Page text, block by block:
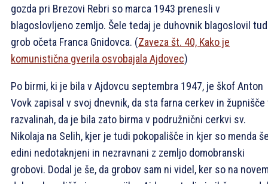
gozda pri Brezovi Rebri so marca 1943 prenesli v
blagoslovljeno zemljo. Šele tedaj je duhovnik blagoslovil
grob očeta Franca Gnidovca. (Zaveza št. 40, Kako je
komunistična gverila osvobajala Ajdovec)
Po birmi, ki je bila v Ajdovcu septembra 1947, je škof Anton
Vovk zapisal v svoj dnevnik, da sta farna cerkev in župnišče
razvalinah, da je bila zato birma v podružnični cerkvi sv.
Nikolaja na Selih, kjer je tudi pokopališče in kjer so menda
edini nedotaknjeni in nezravnani z zemljo domobranski
grobovi. Dodal je še, da grobov sam ni videl, ker so na